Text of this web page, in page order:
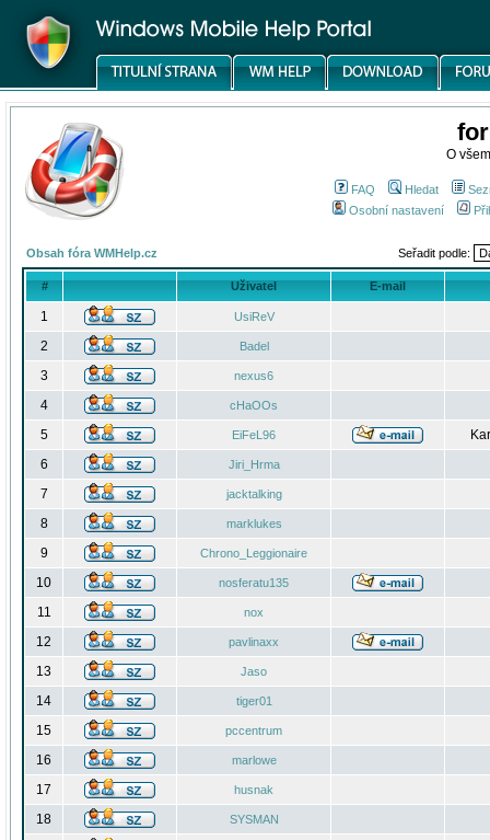
O
FAQ Hledat
Osobní nastavení
Obsah fóra WMHelp.cz Seřadit podle:
# Uživatel E-mail
1 UsiReV
2 Badel
3 nexus6
4 cHaOOs
5 EiFeL96
6
Jiri_Hrma
7 jacktalking
8 marklukes
9 Chrono_Leggionaire
10 nosferatu135
11 nox
12 pavlinaxx
13 Jaso
14 tiger01
15 pccentrum
16 marlowe
17 husnak
18 SYSMAN